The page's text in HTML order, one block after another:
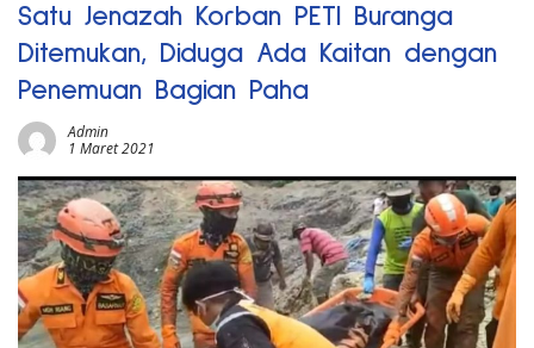
Satu Jenazah Korban PETI Buranga
Ditemukan, Diduga Ada Kaitan dengan
Penemuan Bagian Paha
Admin
1 Maret 2021